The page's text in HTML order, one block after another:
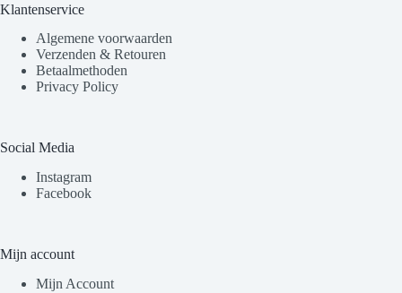
Klantenservice
Algemene voorwaarden
Verzenden & Retouren
Betaalmethoden
Privacy Policy
Social Media
Instagram
Facebook
Mijn account
Mijn Account